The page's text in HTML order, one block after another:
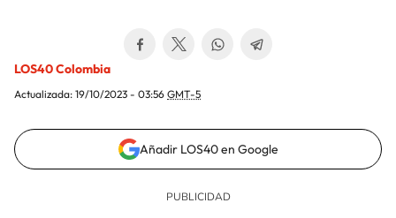
LOS40 Colombia
Actualizada: 19/10/2023 - 03:56 GMT-5
Añadir LOS40 en Google